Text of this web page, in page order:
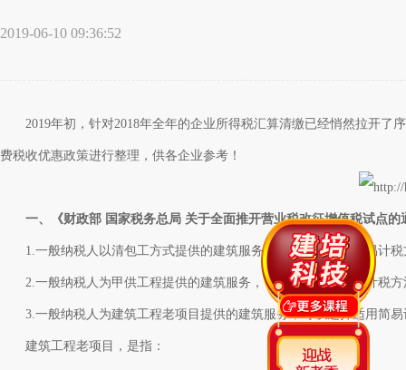
2019-06-10 09:36:52
2019年初，针对2018年全年的企业所得税汇算清缴已经悄然拉开了
费税收优惠政策进行整理，供各企业参考！
一、《财政部 国家税务总局 关于全面推开营业税改征增值税试点的
1.一般纳税人以清包工方式提供的建筑服务，可以选择适用简易计税
2.一般纳税人为甲供工程提供的建筑服务，可以选择适用简易计税方
3.一般纳税人为建筑工程老项目提供的建筑服务，可以选择适用简易
建筑工程老项目，是指：